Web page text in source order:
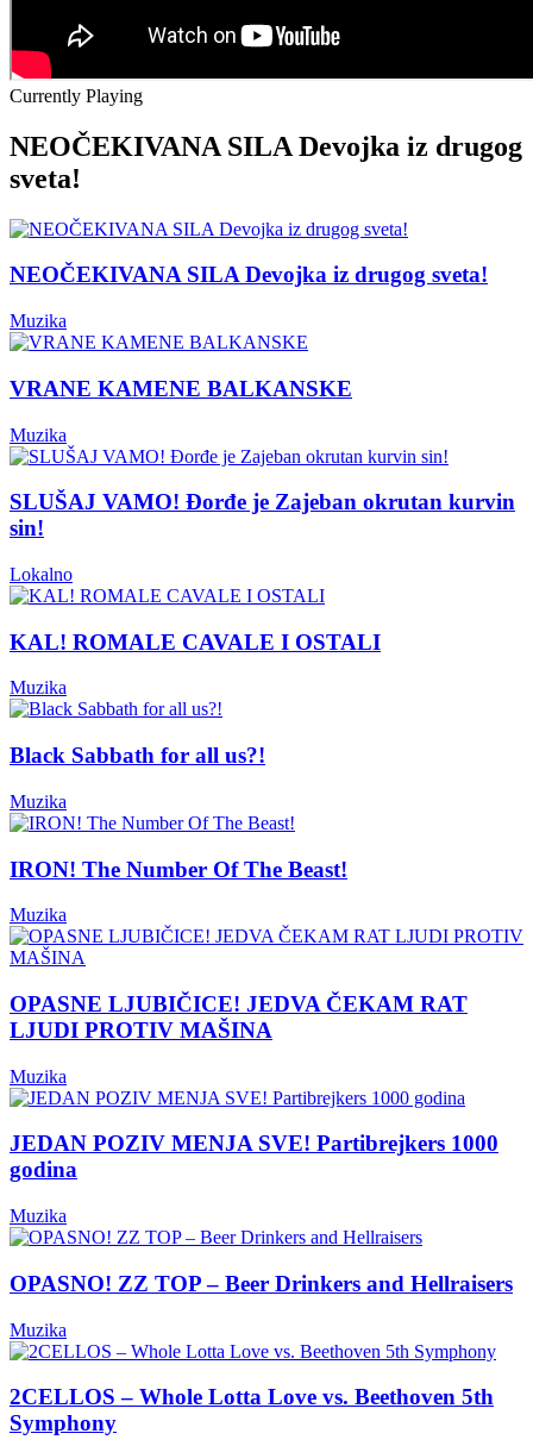
Currently Playing
NEOČEKIVANA SILA Devojka iz drugog
sveta!
NEOČEKIVANA SILA Devojka iz drugog sveta!
Muzika
VRANE KAMENE BALKANSKE
Muzika
SLUŠAJ VAMO! Đorđe je Zajeban okrutan kurvin
sin!
Lokalno
KAL! ROMALE CAVALE I OSTALI
Muzika
Black Sabbath for all us?!
Muzika
IRON! The Number Of The Beast!
Muzika
OPASNE LJUBIČICE! JEDVA ČEKAM RAT
LJUDI PROTIV MAŠINA
Muzika
JEDAN POZIV MENJA SVE! Partibrejkers 1000
godina
Muzika
OPASNO! ZZ TOP – Beer Drinkers and Hellraisers
Muzika
2CELLOS – Whole Lotta Love vs. Beethoven 5th
Symphony